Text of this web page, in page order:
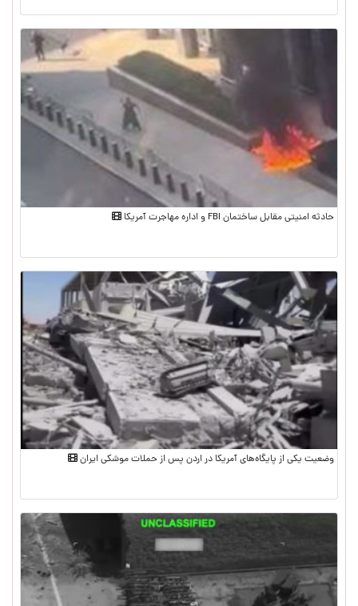
حادثه امنیتی مقابل ساختمان FBI و اداره مهاجرت آمریکا
وضعیت یکی از پایگاه‌های آمریکا در اردن پس از حملات موشکی ایران